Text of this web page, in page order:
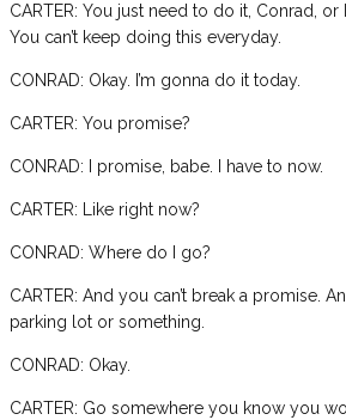
CARTER: You just need to do it, Conrad, or
You can’t keep doing this everyday.
CONRAD: Okay. I’m gonna do it today.
CARTER: You promise?
CONRAD: I promise, babe. I have to now.
CARTER: Like right now?
CONRAD: Where do I go?
CARTER: And you can’t break a promise.
parking lot or something.
CONRAD: Okay.
CARTER: Go somewhere you know you